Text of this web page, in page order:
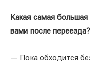
Какая самая
вами после переезда?
— Пока обходится